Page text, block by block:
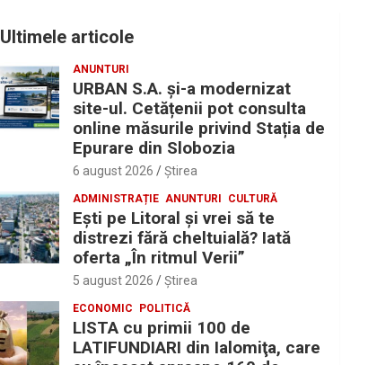
Ultimele articole
ANUNTURI
URBAN S.A. și-a modernizat
site-ul. Cetățenii pot consulta
online măsurile privind Stația de
Epurare din Slobozia
6 august 2026 Ştirea
ADMINISTRAȚIE ANUNTURI CULTURĂ
Eşti pe Litoral şi vrei să te
distrezi fără cheltuială? Iată
oferta „În ritmul Verii”
5 august 2026 Ştirea
ECONOMIC POLITICĂ
LISTA cu primii 100 de
LATIFUNDIARI din Ialomiţa, care